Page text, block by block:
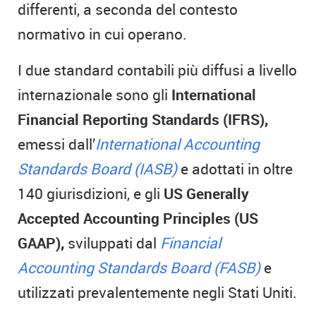
differenti, a seconda del contesto
normativo in cui operano.
I due standard contabili più diffusi a livello
internazionale sono gli International
Financial Reporting Standards (IFRS),
emessi dall’International Accounting
Standards Board (IASB)e adottati in oltre
140 giurisdizioni, e gli US Generally
Accepted Accounting Principles (US
GAAP), sviluppati dal Financial
Accounting Standards Board (FASB)e
utilizzati prevalentemente negli Stati Uniti.